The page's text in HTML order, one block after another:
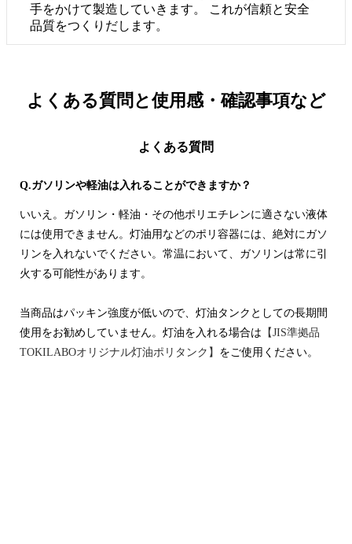
手をかけて製造していきます。 これが信頼と安全
品質をつくりだします。
よくある質問と使用感・確認事項など
よくある質問
Q.ガソリンや軽油は入れることができますか？
いいえ。ガソリン・軽油・その他ポリエチレンに適さない液体
には使用できません。灯油用などのポリ容器には、絶対にガソ
リンを入れないでください。常温において、ガソリンは常に引
火する可能性があります。
当商品はパッキン強度が低いので、灯油タンクとしての長期間
使用をお勧めしていません。灯油を入れる場合は 【JIS準拠品
TOKILABOオリジナル灯油ポリタンク】 をご使用ください。